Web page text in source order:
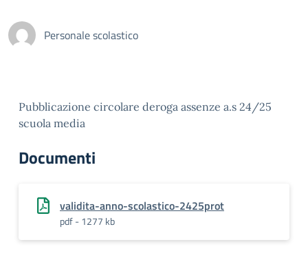
Personale scolastico
Pubblicazione circolare deroga assenze a.s 24/25
scuola media
Documenti
validita-anno-scolastico-2425prot
pdf - 1277 kb